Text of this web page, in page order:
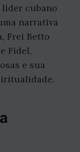
líder cubano
narrativa
Frei Betto
Fidel,
e sua